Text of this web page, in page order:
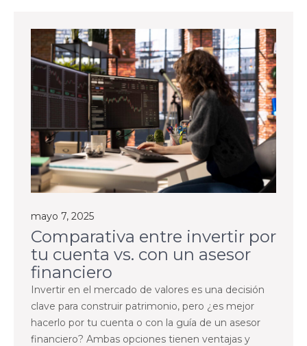
mayo 7, 2025
Comparativa entre invertir por
tu cuenta vs. con un asesor
financiero
Invertir en el mercado de valores es una decisión
clave para construir patrimonio, pero ¿es mejor
hacerlo por tu cuenta o con la guía de un asesor
financiero? Ambas opciones tienen ventajas y